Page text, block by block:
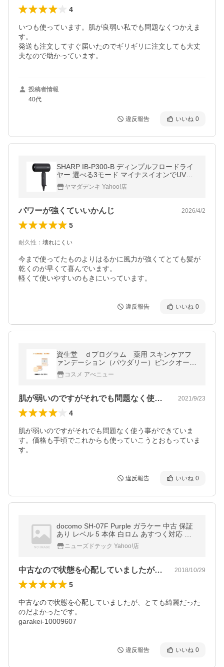
4
いつも使っています。肌が良弱い私でも問題なくつかえま
す。
発送も注文してすぐ届いたのでギリギリに注文しても大丈
夫なので助かっています。
投稿者情報
40代
違反報告 いいね 0
SHARP IB-P300-B ディンプルフロードライ
ヤー 選べる3モード マイナスイオンでUVケ
ア 折り畳んでコンパクト収納 アッシュブラ
ックヤマダデンキ Yahoo!店
パワーが強くていいかんじ 2026/4/2
5
耐久性 ： 壊れにくい
今まで使ってたものよりはるかに風力が強くてとても髪が
乾くのが早くて喜んでいます。
軽くて使いやすいのもきにいっています。
違反報告 いいね 0
資生堂 ｄプログラム 薬用 スキンケアフ
ァンデーション（パウダリー）ピンクオーク
ル１０ メール便対応商品 送料無料
コスメ アべニュー
肌が弱いのですがそれでも問題なく使う事… 2021/9/23
4
肌が弱いのですがそれでも問題なく使う事ができていま
す。価格も手頃でこれからも使っていこうとおもっていま
す。
違反報告 いいね 0
docomo SH-07F Purple ガラケー 中古 保証
あり レベル 5 本体 白ロム あすつく対応 携
帯電話 1016
ニューズドテック Yahoo!店
中古なので状態を心配していましたが、と… 2018/10/29
5
中古なので状態を心配していましたが、とても綺麗だった
のだよかったです。
garakei-10009607
違反報告 いいね 0